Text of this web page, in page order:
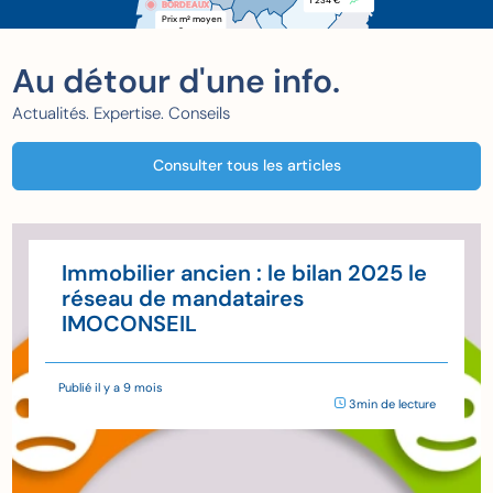
BORDEAUX
BORDEAUX
Prix m2 moyen
xxx €
Au détour d'une info.
Actualités. Expertise. Conseils
Consulter tous les articles
Immobilier ancien : le bilan 2025 le
réseau de mandataires
IMOCONSEIL
Publié il y a 9 mois
3min de lecture